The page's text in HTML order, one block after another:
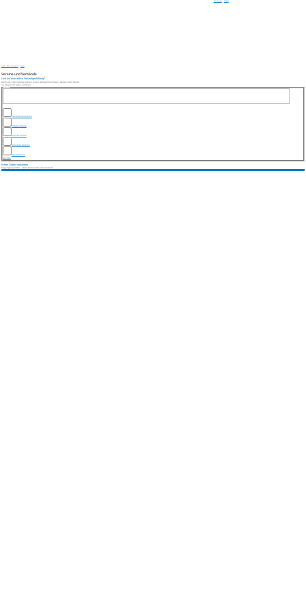
Seite drucken Schließen
Freizeit, Kultur & Tourismus
Vereine und Verbände
Lust auf eine aktive Freizeitgestaltung?
Mehr als 100 Vereine bieten Ihnen Gelegenheit dazu. Getreu dem Motto:
Im Verein ist alles schöner...
Suchen nach
Fastnachtsvereine
Fördervereine
Musikvereine
Sonstige Vereine
Sportvereine
Keine Daten vorhanden
Copyright © 2019 - 2023 Gemeinde Friesenheim